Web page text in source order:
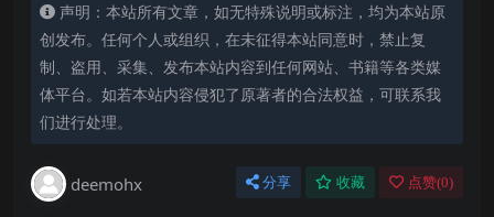
声明：本站所有文章，如无特殊说明或标注，均为本站原
创发布。任何个人或组织，在未征得本站同意时，禁止复
制、盗用、采集、发布本站内容到任何网站、书籍等各类媒
体平台。如若本站内容侵犯了原著者的合法权益，可联系我
们进行处理。
deemohx 分享 收藏 点赞(0)